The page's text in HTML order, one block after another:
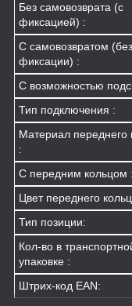
Без самовозврата (с
фиксацией) :
С самовозвратом (без
фиксации) :
С возможностью
Тип подключения :
Материал переднего
:
С передним кольцом :
Цвет переднего
Тип позиции:
Кол-во в
упаковке :
Штрих-код EAN: